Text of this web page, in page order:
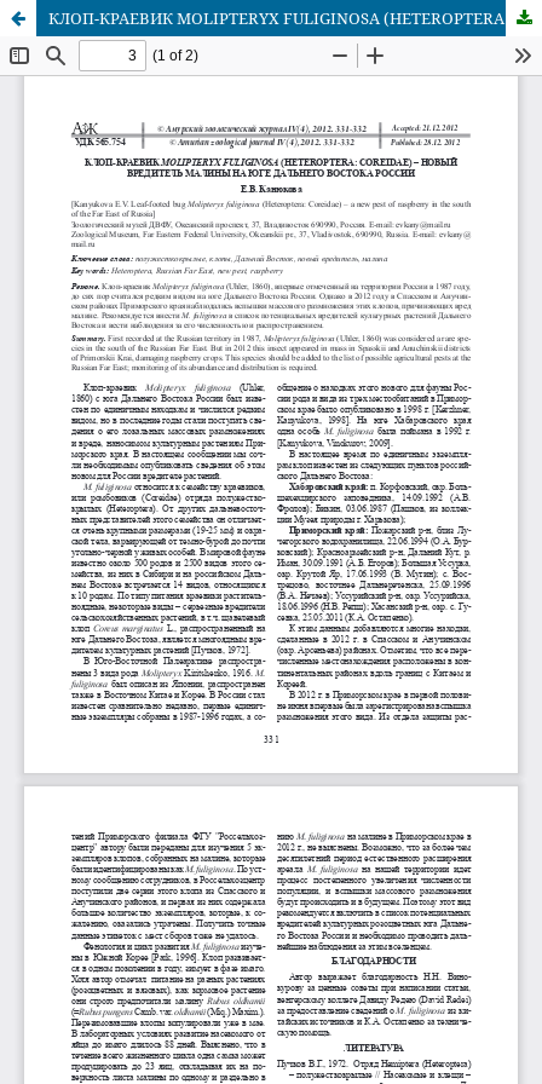
КЛОП-КРАЕВИК MOLIPTERYX FULIGINOSA (HETEROPTERA: COREIDAE) – НОВЫЙ ВРЕДИТЕЛЬ МАЛИНЫ НА ЮГЕ ДАЛЬНЕГО ВОСТОКА РОССИИ